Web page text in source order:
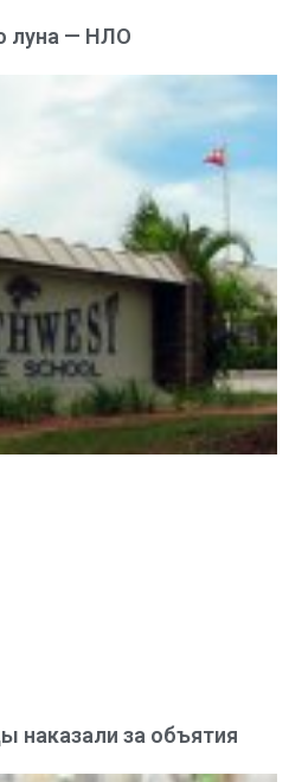
луна — НЛО
наказали за объятия